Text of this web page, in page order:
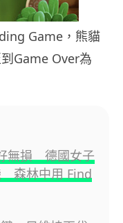
Game，熊貓
Game Over為
無損 德國女子
森林中用 Find